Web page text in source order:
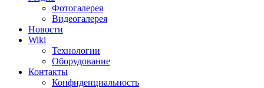
Фотогалерея
Видеогалерея
Новости
Wiki
Технологии
Оборудование
Контакты
Конфиденциальность